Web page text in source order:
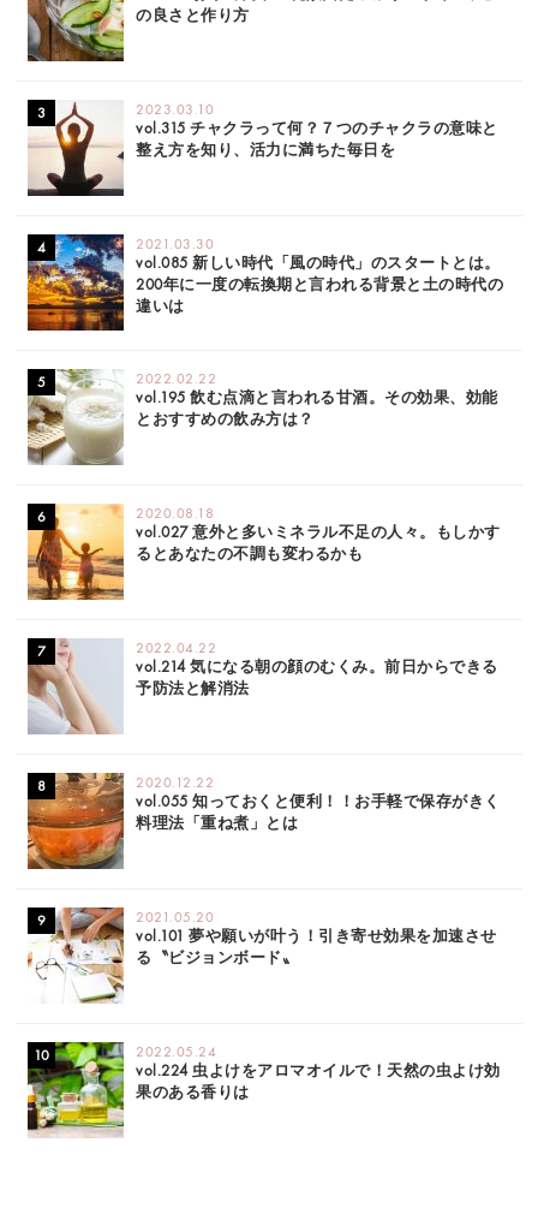
の良さと作り方
2023.03.10
vol.315 チャクラって何？７つのチャクラの意味と
整え方を知り、活力に満ちた毎日を
2021.03.30
vol.085 新しい時代「風の時代」のスタートとは。
200年に一度の転換期と言われる背景と土の時代の
違いは
2022.02.22
vol.195 飲む点滴と言われる甘酒。その効果、効能
とおすすめの飲み方は？
2020.08.18
vol.027 意外と多いミネラル不足の人々。もしかす
るとあなたの不調も変わるかも
2022.04.22
vol.214 気になる朝の顔のむくみ。前日からできる
予防法と解消法
2020.12.22
vol.055 知っておくと便利！！お手軽で保存がきく
料理法「重ね煮」とは
2021.05.20
vol.101 夢や願いが叶う！引き寄せ効果を加速させ
る〝ビジョンボード〟
2022.05.24
vol.224 虫よけをアロマオイルで！天然の虫よけ効
果のある香りは